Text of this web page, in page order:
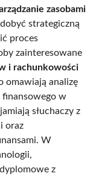
zasobami
strategiczną
proces
zainteresowane
i rachunkowości
omawiają analizę
w
słuchaczy z
oraz
W
z